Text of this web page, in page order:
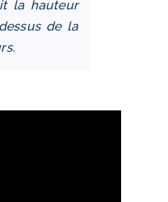
la hauteur
de la